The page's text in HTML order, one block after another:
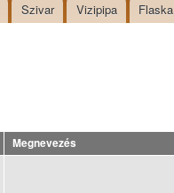
Szivar Vizipipa Flaska
Megnevezés